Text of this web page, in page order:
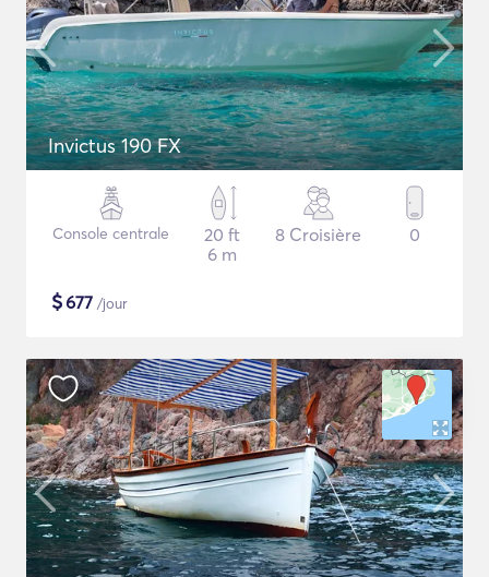
Invictus 190 FX
Console centrale
20 ft
6 m
8 Croisière 0
$677 /jour